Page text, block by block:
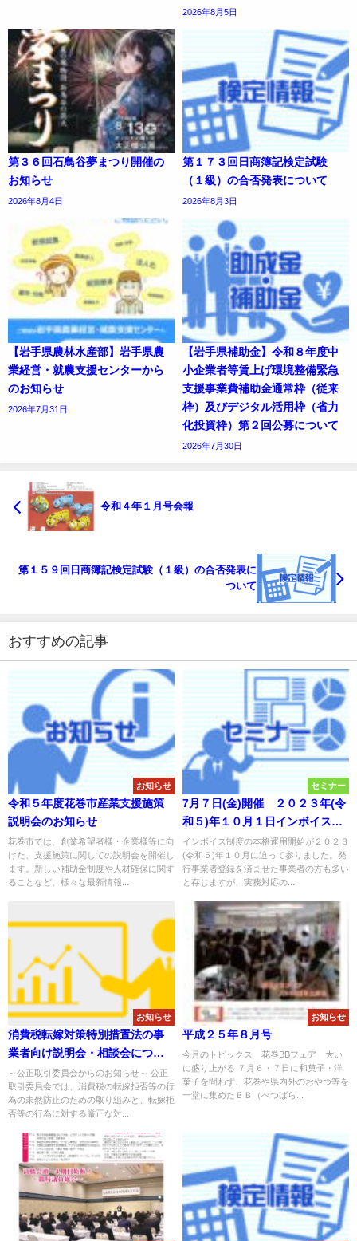
2026年8月5日
第３６回石鳥谷夢まつり開催の
お知らせ
2026年8月4日
第１７３回日商簿記検定試験
（１級）の合否発表について
2026年8月3日
【岩手県農林水産部】岩手県農
業経営・就農支援センターから
のお知らせ
2026年7月31日
【岩手県補助金】令和８年度中
小企業者等賃上げ環境整備緊急
支援事業費補助金通常枠（従来
枠）及びデジタル活用枠（省力
化投資枠）第２回公募について
2026年7月30日
令和４年１月号会報
第１５９回日商簿記検定試験（１級）の合否発表に
ついて
おすすめの記事
お知らせ
令和５年度花巻市産業支援施策
説明会のお知らせ
花巻市では、創業希望者様・企業様等に向
けた、支援施策に関しての説明会を開催し
ます。新しい補助金制度や人材確保に関す
ることなど、様々な最新情報...
セミナー
7月７日(金)開催 ２０２３年(令
和５)年１０月１日インボイス制
度スタート直前対策講座
インボイス制度の本格運用開始が２０２３
(令和５)年１０月に迫って参りました。発
行事業者登録を済ませた事業者の方も多い
と存じますが、実務対応の...
お知らせ
消費税転嫁対策特別措置法の事
業者向け説明会・相談会につい
て
～公正取引委員会からのお知らせ～ 公正
取引委員会では、消費税の転嫁拒否等の行
為の未然防止のための取り組みと、転嫁拒
否等の行為に対する厳正な対...
お知らせ
平成２５年８月号
今月のトピックス 花巻BBフェア 大い
に盛り上がる ７月６・７日に和菓子・洋
菓子を問わず、花巻や県内外のおやつ等を
一堂に集めたＢＢ（べつばら...